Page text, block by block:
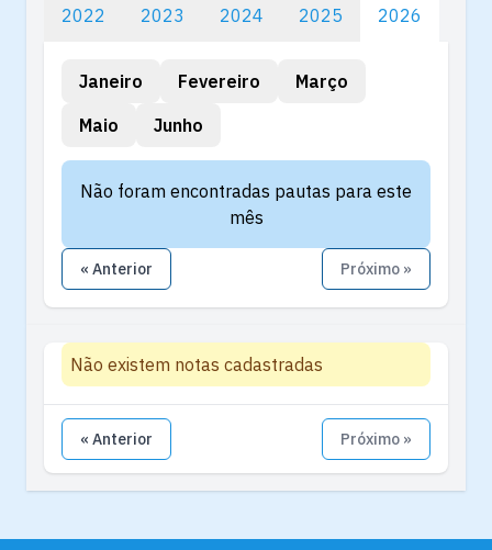
2022 2023 2024 2025 2026
Janeiro Fevereiro
Março
Maio
Junho
Não foram encontradas pautas para este
mês
« Anterior Próximo »
Não existem notas cadastradas
« Anterior Próximo »